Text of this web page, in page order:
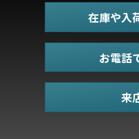
在庫や入
お電話